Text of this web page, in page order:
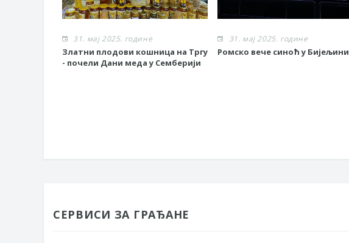
31. мај 2025. године
Златни плодови кошница на Тргу
- почели Дани меда у Семберији
31. мај 2025. године
Ромско вече синоћ у Бијељини
СЕРВИСИ ЗА ГРАЂАНЕ